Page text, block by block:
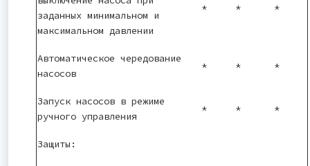
заданных минимальном и
максимальном давлении
* * *
Автоматическое чередование
насосов
* * *
Запуск насосов в режиме
ручного управления
* * *
Защиты: